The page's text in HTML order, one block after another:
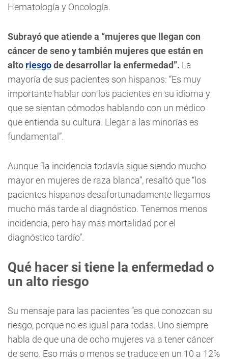
Hematología y Oncología.
Subrayó que atiende a “mujeres que llegan con
cáncer de seno y también mujeres que están en
alto riesgode desarrollar la enfermedad”. La
mayoría de sus pacientes son hispanos: “Es muy
importante hablar con los pacientes en su idioma y
que se sientan cómodos hablando con un médico
que entienda su cultura. Llegar a las minorías es
fundamental”.
Aunque “la incidencia todavía sigue siendo mucho
mayor en mujeres de raza blanca”, resaltó que “los
pacientes hispanos desafortunadamente llegamos
mucho más tarde al diagnóstico. Tenemos menos
incidencia, pero hay más mortalidad por el
diagnóstico tardío”.
Qué hacer si tiene la enfermedad o
un alto riesgo
Su mensaje para las pacientes “es que conozcan su
riesgo, porque no es igual para todas. Uno siempre
habla de que una de ocho mujeres va a tener cáncer
de seno. Eso más o menos se traduce en un 10 a 12%